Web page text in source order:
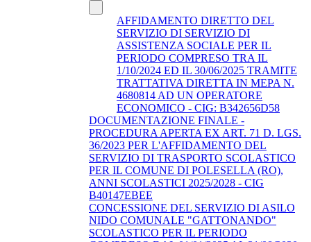
AFFIDAMENTO DIRETTO DEL
SERVIZIO DI SERVIZIO DI
ASSISTENZA SOCIALE PER IL
PERIODO COMPRESO TRA IL
1/10/2024 ED IL 30/06/2025 TRAMITE
TRATTATIVA DIRETTA IN MEPA N.
4680814 AD UN OPERATORE
ECONOMICO - CIG: B342656D58
DOCUMENTAZIONE FINALE -
PROCEDURA APERTA EX ART. 71 D. LGS.
36/2023 PER L'AFFIDAMENTO DEL
SERVIZIO DI TRASPORTO SCOLASTICO
PER IL COMUNE DI POLESELLA (RO),
ANNI SCOLASTICI 2025/2028 - CIG
B40147EBEE
CONCESSIONE DEL SERVIZIO DI ASILO
NIDO COMUNALE "GATTONANDO"
SCOLASTICO PER IL PERIODO